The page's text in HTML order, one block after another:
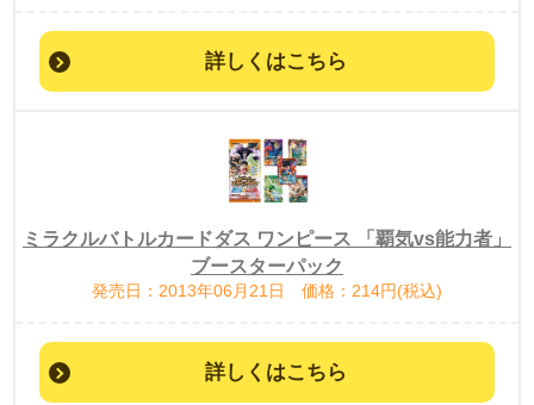
詳しくはこちら
ミラクルバトルカードダス ワンピース 「覇気vs能力者」
ブースターパック
発売日：2013年06月21日 価格：214円(税込)
詳しくはこちら